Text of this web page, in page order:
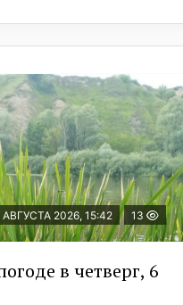
АВГУСТА 2026, 15:42 13
в четверг, 6